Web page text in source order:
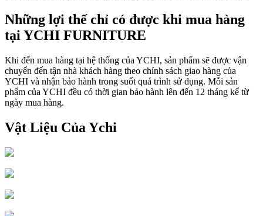
Những lợi thế chỉ có được khi mua hàng
tại YCHI FURNITURE
Khi đến mua hàng tại hệ thống của YCHI, sản phẩm sẽ được vận
chuyển đến tận nhà khách hàng theo chính sách giao hàng của
YCHI và nhận bảo hành trong suốt quá trình sử dụng. Mỗi sản
phẩm của YCHI đều có thời gian bảo hành lên đến 12 tháng kể từ
ngày mua hàng.
Vật Liệu Của Ychi